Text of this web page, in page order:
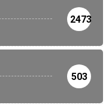
2473
503